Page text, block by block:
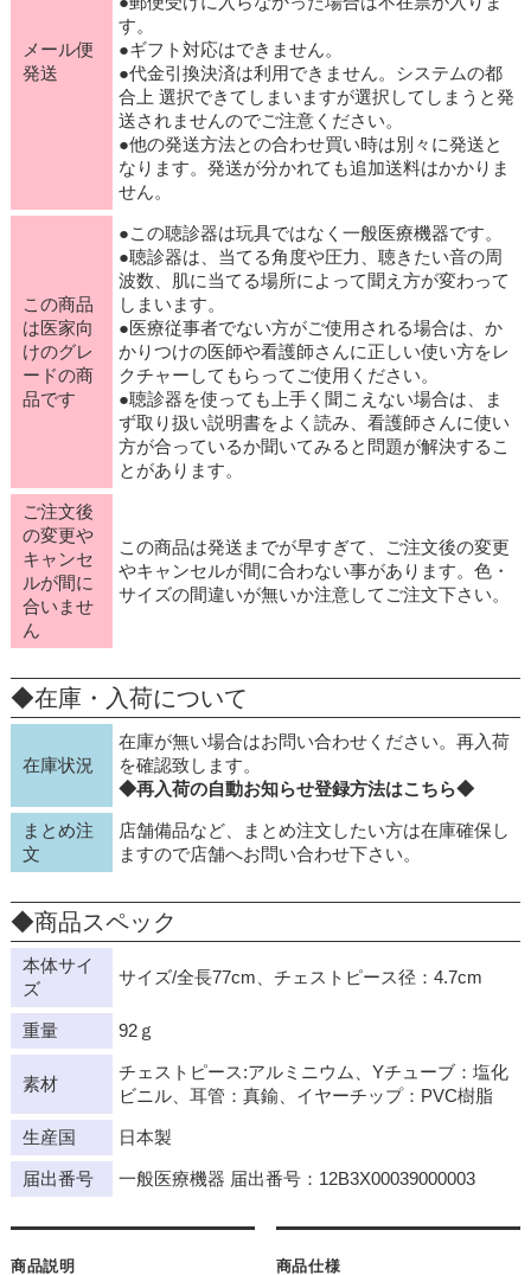
メール便
発送
す。
●ギフト対応はできません。
●代金引換決済は利用できません。システムの都
合上 選択できてしまいますが選択してしまうと発
送されませんのでご注意ください。
●他の発送方法との合わせ買い時は別々に発送と
なります。発送が分かれても追加送料はかかりま
せん。
この商品
は医家向
けのグレ
ードの商
品です
●この聴診器は玩具ではなく一般医療機器です。
●聴診器は、当てる角度や圧力、聴きたい音の周
波数、肌に当てる場所によって聞え方が変わって
しまいます。
●医療従事者でない方がご使用される場合は、か
かりつけの医師や看護師さんに正しい使い方をレ
クチャーしてもらってご使用ください。
●聴診器を使っても上手く聞こえない場合は、ま
ず取り扱い説明書をよく読み、看護師さんに使い
方が合っているか聞いてみると問題が解決するこ
とがあります。
ご注文後
の変更や
キャンセ
ルが間に
合いませ
ん
この商品は発送までが早すぎて、ご注文後の変更
やキャンセルが間に合わない事があります。色・
サイズの間違いが無いか注意してご注文下さい。
◆在庫・入荷について
在庫状況
在庫が無い場合はお問い合わせください。再入荷
を確認致します。
◆再入荷の自動お知らせ登録方法はこちら◆
まとめ注
文
店舗備品など、まとめ注文したい方は在庫確保し
ますので店舗へお問い合わせ下さい。
◆商品スペック
本体サイ
ズ
サイズ/全長77cm、チェストピース径：4.7cm
重量 92ｇ
素材
チェストピース:アルミニウム、Yチューブ：塩化
ビニル、耳管：真鍮、イヤーチップ：PVC樹脂
生産国 日本製
届出番号 一般医療機器 届出番号：12B3X00039000003
商品説明 商品仕様